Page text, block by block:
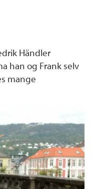
Händler
han og Frank selv
mange